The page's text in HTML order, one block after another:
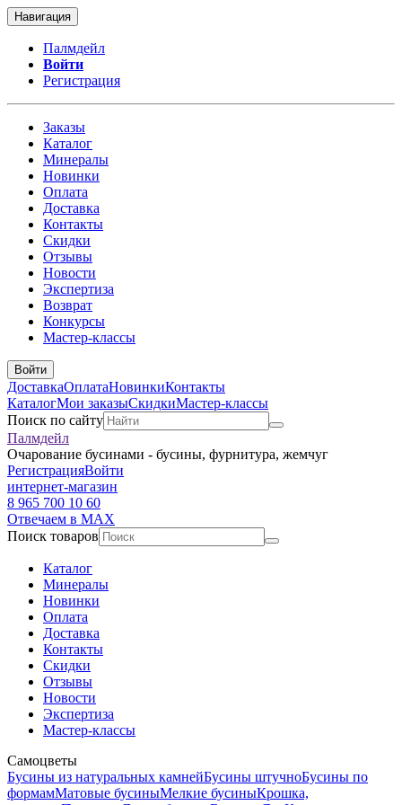
Навигация
Палмдейл
Войти
Регистрация
Заказы
Каталог
Минералы
Новинки
Оплата
Доставка
Контакты
Скидки
Отзывы
Новости
Экспертиза
Возврат
Конкурсы
Мастер-классы
Войти
ДоставкаОплатаНовинкиКонтакты
КаталогМои заказыСкидкиМастер-классы
Поиск по сайту
Палмдейл
Очарование бусинами - бусины, фурнитура, жемчуг
РегистрацияВойти
интернет-магазин
8 965 700 10 60
Отвечаем в MAX
Поиск товаров
Каталог
Минералы
Новинки
Оплата
Доставка
Контакты
Скидки
Отзывы
Новости
Экспертиза
Мастер-классы
Самоцветы
Бусины из натуральных камнейБусины штучноБусины по
формамМатовые бусиныМелкие бусиныКрошка,